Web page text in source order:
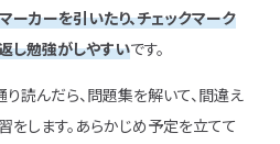
ーカーを引いたり、チェックマーク
し勉強がしやすいです。
読んだら、問題集を解いて、間違え
します。あらかじめ予定を立てて